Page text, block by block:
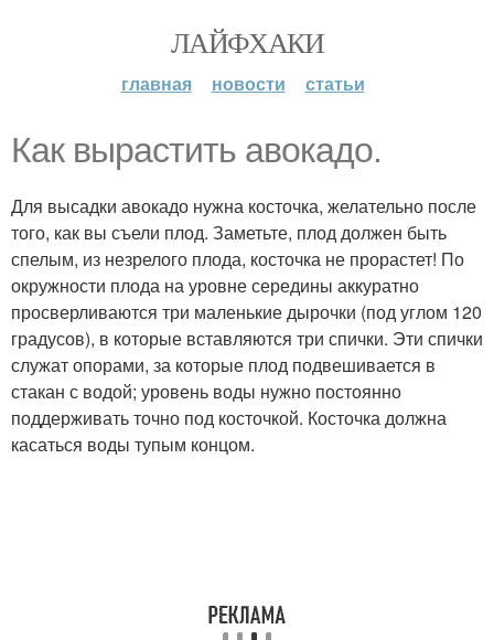
ЛАЙФХАКИ
главная новости статьи
Как вырастить авокадо.
Для высадки авокадо нужна косточка, желательно после
того, как вы съели плод. Заметьте, плод должен быть
спелым, из незрелого плода, косточка не прорастет! По
окружности плода на уровне середины аккуратно
просверливаются три маленькие дырочки (под углом 120
градусов), в которые вставляются три спички. Эти спички
служат опорами, за которые плод подвешивается в
стакан с водой; уровень воды нужно постоянно
поддерживать точно под косточкой. Косточка должна
касаться воды тупым концом.